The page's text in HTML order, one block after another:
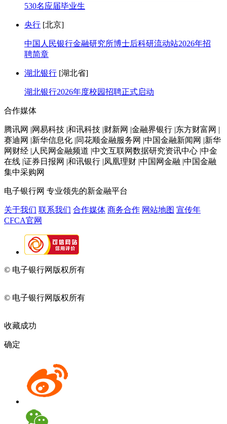
530名应届毕业生
央行 [北京]
中国人民银行金融研究所博士后科研流动站2026年招
聘简章
湖北银行 [湖北省]
湖北银行2026年度校园招聘正式启动
合作媒体
腾讯网 |网易科技 |和讯科技 |财新网 |金融界银行 |东方财富网 |
赛迪网 |新华信息化 |同花顺金融服务网 |中国金融新闻网 |新华
网财经 |人民网金融频道 |中文互联网数据研究资讯中心 |中金
在线 |证券日报网 |和讯银行 |凤凰理财 |中国网金融 |中国金融
集中采购网
电子银行网 专业领先的新金融平台
关于我们 联系我们 合作媒体 商务合作 网站地图 宣传年
CFCA官网
© 电子银行网版权所有
© 电子银行网版权所有
收藏成功
确定